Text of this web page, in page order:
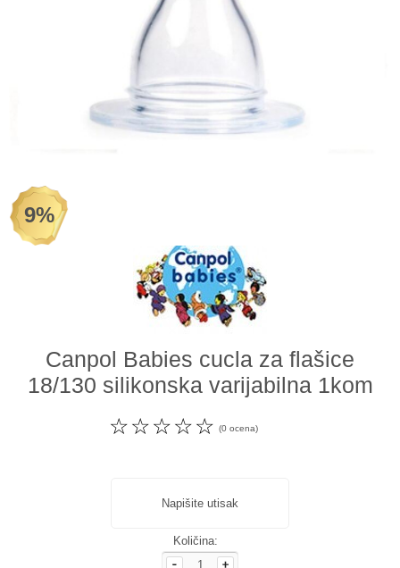
Monitori, Ogradice i tricikli
Posteljine, vrećice i baldahini
Odeća i obuća
AKCIJA
Prodavnica
9%
Canpol Babies cucla za flašice
18/130 silikonska varijabilna 1kom
☆
☆
☆
☆
☆ (0 ocena)
Napišite utisak
Količina: